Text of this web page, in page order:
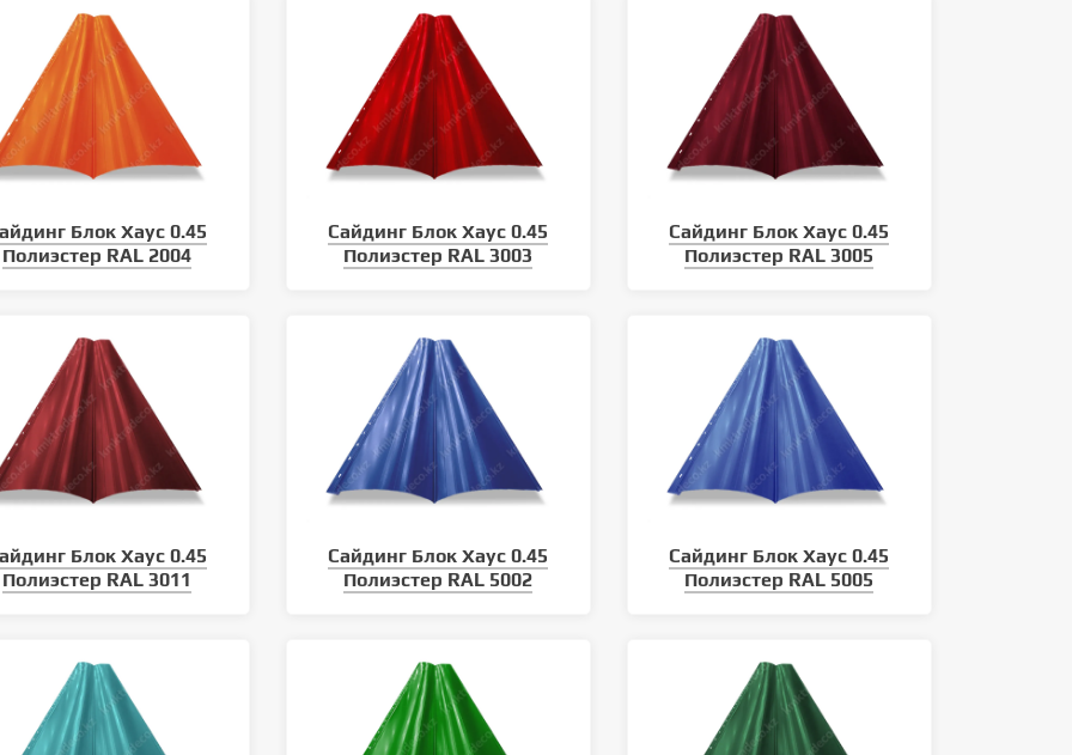
Блок Хаус 0.45
Полиэстер RAL 2004
Сайдинг Блок Хаус 0.45
Полиэстер RAL 3003
Сайдинг Блок Хаус 0.45
Полиэстер RAL 3005
Блок Хаус 0.45
Полиэстер RAL 3011
Сайдинг Блок Хаус 0.45
Полиэстер RAL 5002
Сайдинг Блок Хаус 0.45
Полиэстер RAL 5005